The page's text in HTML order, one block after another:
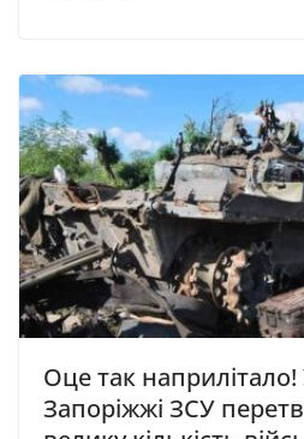
Оце так наприлітало!
Запоріжжі ЗСУ